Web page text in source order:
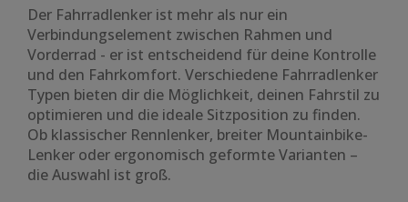
Der Fahrradlenker ist mehr als nur ein
Verbindungselement zwischen Rahmen und
Vorderrad - er ist entscheidend für deine Kontrolle
und den Fahrkomfort. Verschiedene Fahrradlenker
Typen bieten dir die Möglichkeit, deinen Fahrstil zu
optimieren und die ideale Sitzposition zu finden.
Ob klassischer Rennlenker, breiter Mountainbike-
Lenker oder ergonomisch geformte Varianten –
die Auswahl ist groß.